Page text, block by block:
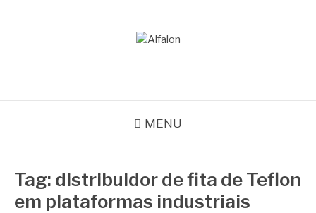
MENU
Tag: distribuidor de fita de Teflon
em plataformas industriais